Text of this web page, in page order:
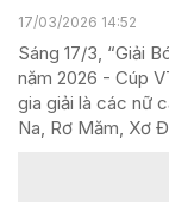
17/03/2026 14:52
Sáng 17/3, “Giải
năm 2026 - Cúp
gia giải là các nữ
Na, Rơ Măm, Xơ